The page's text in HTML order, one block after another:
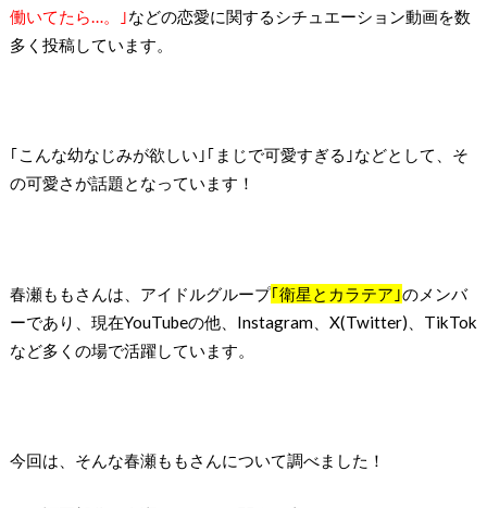
働いてたら…。｣などの恋愛に関するシチュエーション動画を数
多く投稿しています。
｢こんな幼なじみが欲しい｣｢まじで可愛すぎる｣などとして、そ
の可愛さが話題となっています！
春瀬ももさんは、アイドルグループ｢衛星とカラテア｣のメンバ
ーであり、現在YouTubeの他、Instagram、X(Twitter)、TikTok
など多くの場で活躍しています。
今回は、そんな春瀬ももさんについて調べました！